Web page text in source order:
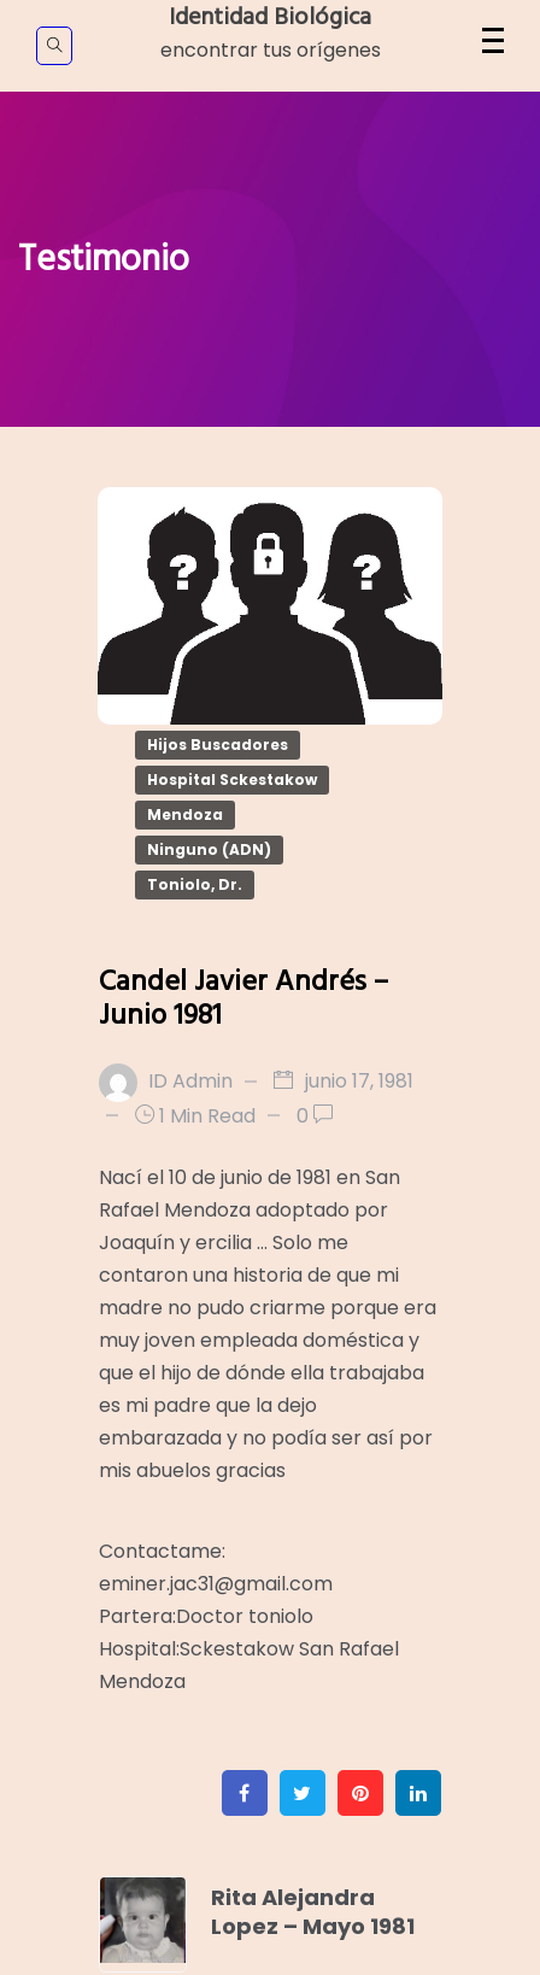
content
Identidad Biológica
encontrar tus orígenes
Testimonio
Hijos Buscadores
Hospital Sckestakow
Mendoza
Ninguno (ADN)
Toniolo, Dr.
Candel Javier Andrés –
Junio 1981
ID Admin
junio 17, 1981
1 Min Read
0
Nací el 10 de junio de 1981 en San
Rafael Mendoza adoptado por
Joaquín y ercilia … Solo me
contaron una historia de que mi
madre no pudo criarme porque era
muy joven empleada doméstica y
que el hijo de dónde ella trabajaba
es mi padre que la dejo
embarazada y no podía ser así por
mis abuelos gracias
Contactame:
eminer.jac31@gmail.com
Partera:Doctor toniolo
Hospital:Sckestakow San Rafael
Mendoza
FacebookTwitter Pinterest
Rita Alejandra
Lopez – Mayo 1981